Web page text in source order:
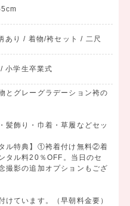
あり / 着物/袴セット / 二尺
小学生卒業式
とグレーグラデーション袴の
髪飾り・巾着・草履などセッ
タル特典】①袴着付け無料②着
タル料20％OFF。当日のセ
撮影の追加オプションもござ
けています。（早朝料金要）